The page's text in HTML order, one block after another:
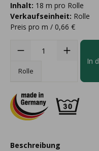
Inhalt: 18 m pro Rolle
Verkaufseinheit: Rolle
Preis pro m / 0,66 €
Rolle
In
Beschreibung